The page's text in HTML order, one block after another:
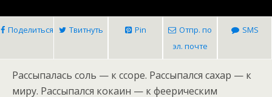
Поделиться Твитнуть Pin
Отпр. по
эл. почте
SMS
Рассыпалась соль — к ссоре. Рассыпался сахар — к
миру. Рассыпался кокаин — к феерическим